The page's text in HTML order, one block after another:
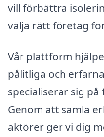
vill förbättra
välja rätt företag
Vår plattform
pålitliga och
specialiserar sig
Genom att samla
aktörer ger vi dig